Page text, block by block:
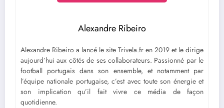
Alexandre Ribeiro
Alexandre Ribeiro a lancé le site Trivela.fr en 2019 et le dirige
aujourd’hui aux côtés de ses collaborateurs. Passionné par le
football portugais dans son ensemble, et notamment par
l’équipe nationale portugaise, c’est avec toute son énergie et
son implication qu’il fait vivre ce média de façon
quotidienne.